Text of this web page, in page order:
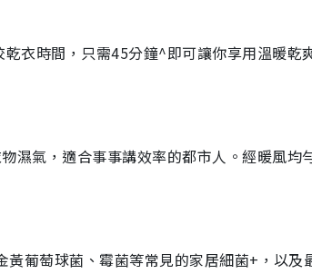
衣時間，只需45分鐘^即可讓你享用溫暖乾
濕氣，適合事事講效率的都市人。經暖風均
葡萄球菌、霉菌等常見的家居細菌+，以及